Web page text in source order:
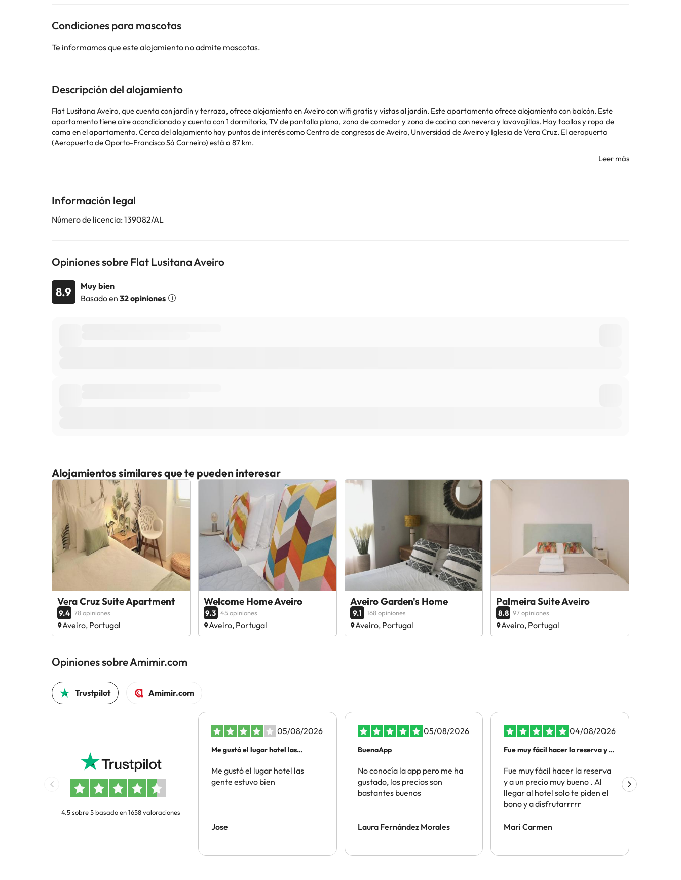
Condiciones para mascotas
Te informamos que este alojamiento no admite mascotas.
Descripción del alojamiento
Flat Lusitana Aveiro, que cuenta con jardín y terraza, ofrece alojamiento en Aveiro con wifi gratis y vistas al jardín. Este apartamento ofrece alojamiento con balcón. Este
apartamento tiene aire acondicionado y cuenta con 1 dormitorio, TV de pantalla plana, zona de comedor y zona de cocina con nevera y lavavajillas. Hay toallas y ropa de
cama en el apartamento. Cerca del alojamiento hay puntos de interés como Centro de congresos de Aveiro, Universidad de Aveiro y Iglesia de Vera Cruz. El aeropuerto
(Aeropuerto de Oporto-Francisco Sá Carneiro) está a 87 km.
Información legal
Número de licencia: 139082/AL
Opiniones sobre Flat Lusitana Aveiro
8.9
Muy bien
Basado en 32 opiniones
Alojamientos similares que te pueden interesar
Vera Cruz Suite Apartment
9.4 78 opiniones
Aveiro, Portugal
Welcome Home Aveiro
9.3 45 opiniones
Aveiro, Portugal
Aveiro Garden's Home
9.1 168 opiniones
Aveiro, Portugal
Palmeira Suite Aveiro
8.8 97 opiniones
Aveiro, Portugal
Opiniones sobre Amimir.com
Trustpilot Amimir.com
4.5 sobre 5 basado en 1658 valoraciones
05/08/2026
Me gustó el lugar hotel las
Me gustó el lugar hotel las
gente estuvo bien
Jose
05/08/2026
BuenaApp
No conocía la app pero me ha
gustado, los precios son
bastantes buenos
Laura Fernández Morales
04/08/2026
Fue muy fácil hacer la reserva y a
Fue muy fácil hacer la reserva
y a un precio muy bueno . Al
llegar al hotel solo te piden el
bono y a disfrutarrrrr
Mari Carmen